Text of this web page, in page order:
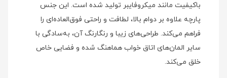
باکیفیت مانند میکروفایبر تولید شده است. این جنس
پارچه علاوه بر دوام بالا، لطافت و راحتی فوق‌العاده‌ای را
فراهم می‌کند. طراحی‌های زیبا و رنگارنگ آن، به‌سادگی با
سایر المان‌های اتاق خواب هماهنگ شده و فضایی خاص
خلق می‌کند.